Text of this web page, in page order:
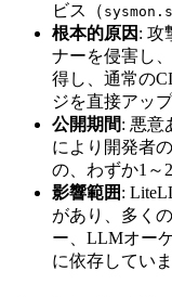
ビス（
根本的原因 : 攻
ナーを侵害し
得し、通常の
ジを直接アッ
公開期間: 悪意
により開発者
の、わずか1～
影響範囲:
があり、多く
ー、LLMオー
に依存していま